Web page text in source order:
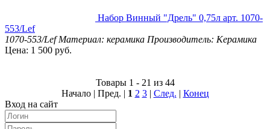
Набор Винный "Дрель" 0,75л арт. 1070-
553/Lef
1070-553/Lef Материал: керамика Производитель: Керамика
Цена: 1 500 руб.
Товары 1 - 21 из 44
Начало | Пред. | 1 2 3| След. | Конец
Вход на сайт